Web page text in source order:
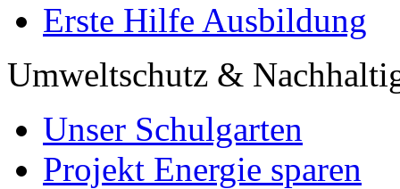
Erste Hilfe Ausbildung
Umweltschutz &
Unser Schulgarten
Projekt Energie sparen